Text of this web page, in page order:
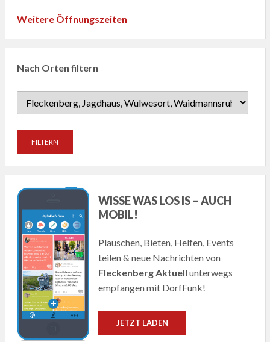
Weitere Öffnungszeiten
Nach Orten filtern
WISSE WAS LOS IS – AUCH
MOBIL!
Plauschen, Bieten, Helfen, Events
teilen & neue Nachrichten von
Fleckenberg Aktuell unterwegs
empfangen mit DorfFunk!
JETZT LADEN